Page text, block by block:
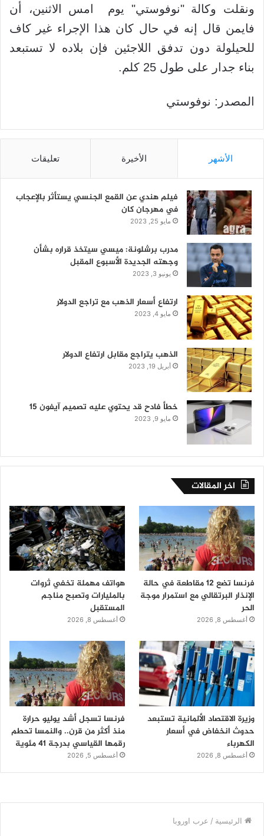
ونقلت وكالة "نوفوستي" يوم امس الاثنين، أن
فايمن قال إنه في حال كان هذا الإجراء غير كاف
للحيلولة دون تدفق اللاجئين فإن بلاده لا تستبعد
بناء جدار على طول 25 كلم.
المصدر: نوفوستي
الأشهر الأخيرة تعليقات
فيلم هندي عن القمع الجنسي يستأثر بالإعجاب
في مهرجان كان
مايو 25, 2023
مدرب برشلونة: ميسي سيتخذ قراره بشأن
وجهته الجديدة الأسبوع المقبل
يونيو 3, 2023
ارتفاع أسعار الذهب مع تراجع الدولار
مايو 4, 2023
الذهب يتراجع مقابل ارتفاع الدولار
أبريل 19, 2023
خطأ فادح قد يحتوي عليه تصميم آيفون 15
مايو 9, 2023
اخر المقالات
فرنسا تضع 12 مقاطعة في حالة
الإنذار البرتقالي مع استمرار موجة
الحر
أغسطس 8, 2026
هواتف مهملة تخفي ثروات
بالمليارات وتصبح مناجم
المستقبل
أغسطس 8, 2026
وزيرة الاقتصاد الألمانية تستبعد
حدوث انخفاض في أسعار
الكهرباء
أغسطس 8, 2026
فرنسا تسجل أشد يوليو حرارة
منذ أكثر من قرن.. والنمسا تحطم
رقمها القياسي بدرجة 41 مئوية
أغسطس 5, 2026